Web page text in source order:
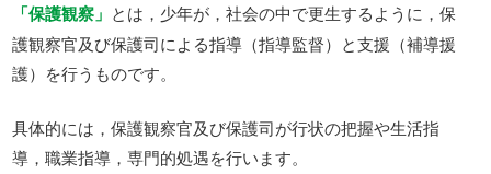
「保護観察」 とは，少年が，社会の中で更生するように，保
護観察官及び保護司による指導（指導監督）と支援（補導援
護）を行うものです。
具体的には，保護観察官及び保護司が行状の把握や生活指
導，職業指導，専門的処遇を行います。